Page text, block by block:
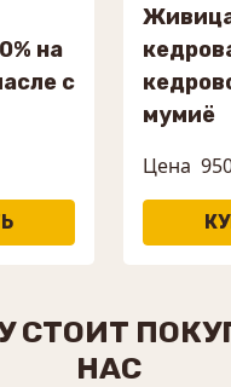
на
с
мумиё
Цена
СТОИТ
НАС